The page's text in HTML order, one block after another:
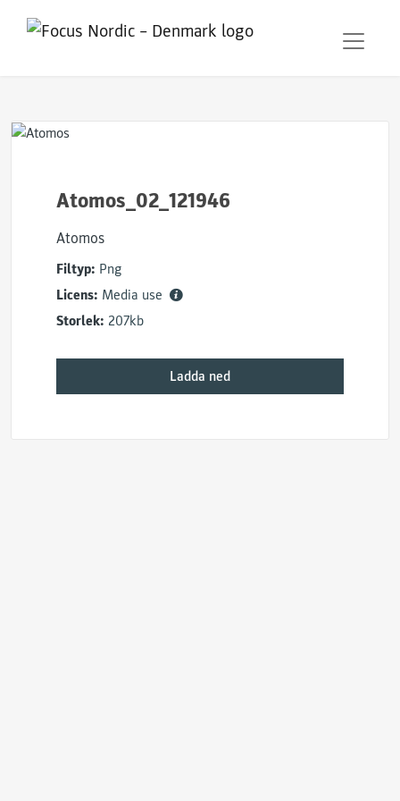
Atomos_02_121946
Atomos
Filtyp: Png
Licens: Media use
Storlek: 207kb
Ladda ned